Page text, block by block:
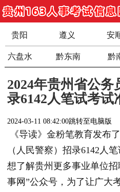
贵阳 遵义 安
六盘水 黔东南 黔
2024年贵州省公
录6142人笔试考试
2024-03-11 08:42:00跳转至电脑版
《导读》金粉笔教育发布
（人民警察）招录6142人
想了解贵州更多事业单位招
事网”公众号，为了让广大